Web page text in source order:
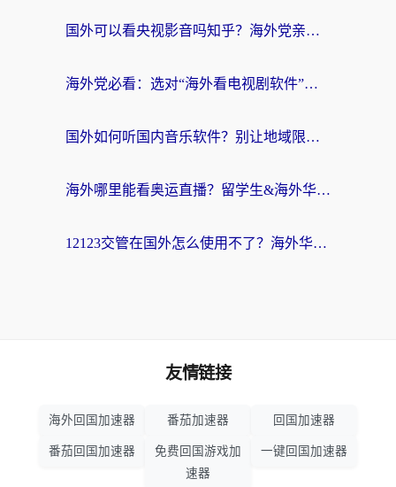
国外可以看央视影音吗知乎？海外党亲测有效的回国加速方案
海外党必看：选对“海外看电视剧软件”，再也不用愁国内剧刷不了
国外如何听国内音乐软件？别让地域限制，断了你的中文歌单
海外哪里能看奥运直播？留学生&海外华人必看的体育赛事观赛终极指南
12123交管在国外怎么使用不了？海外华人必看的无缝访问国内资源指南
友情链接
海外回国加速器 番茄加速器 回国加速器
番茄回国加速器
免费回国游戏加
速器
一键回国加速器